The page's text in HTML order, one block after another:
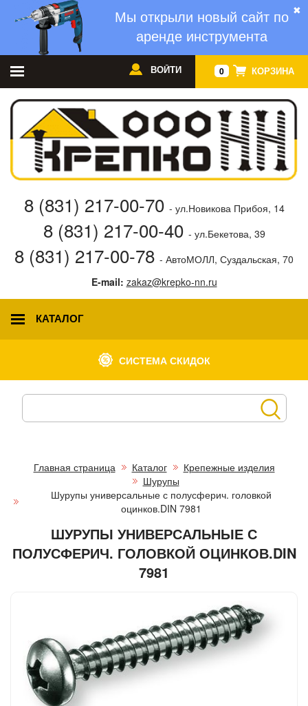
✖
Мы открыли новый сайт по
аренде инструмента
0 КОРЗИНА
ВОЙТИ
8 (831) 217-00-70 - ул.Новикова Прибоя, 14
8 (831) 217-00-40 - ул.Бекетова, 39
8 (831) 217-00-78 - АвтоМОЛЛ, Суздальская, 70
E-mail: zakaz@krepko-nn.ru
КАТАЛОГ
СИСТЕМА СКИДОК
Главная страница Каталог
Крепежные изделия
Шурупы
Шурупы универсальные с полусферич. головкой
оцинков.DIN 7981
ШУРУПЫ УНИВЕРСАЛЬНЫЕ С
ПОЛУСФЕРИЧ. ГОЛОВКОЙ ОЦИНКОВ.DIN
7981